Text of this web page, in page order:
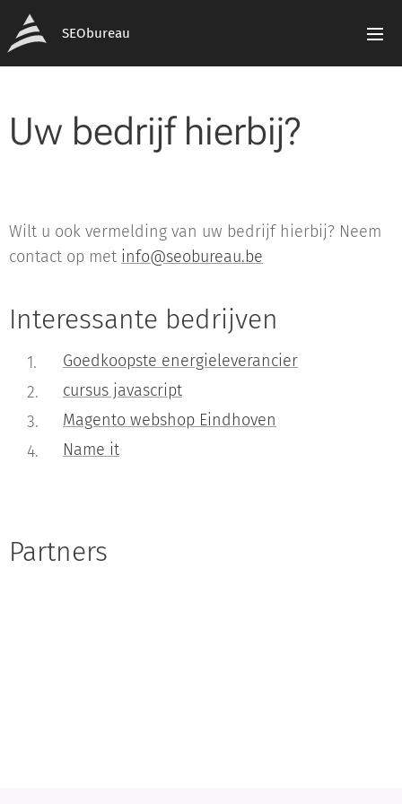
SEObureau
Uw bedrijf hierbij?
Wilt u ook vermelding van uw bedrijf hierbij? Neem
contact op met info@seobureau.be
Interessante bedrijven
Goedkoopste energieleverancier
cursus javascript
Magento webshop Eindhoven
Name it
Partners